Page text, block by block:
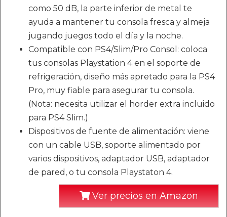
como 50 dB, la parte inferior de metal te
ayuda a mantener tu consola fresca y almeja
jugando juegos todo el día y la noche.
Compatible con PS4/Slim/Pro Consol: coloca
tus consolas Playstation 4 en el soporte de
refrigeración, diseño más apretado para la PS4
Pro, muy fiable para asegurar tu consola.
(Nota: necesita utilizar el horder extra incluido
para PS4 Slim.)
Dispositivos de fuente de alimentación: viene
con un cable USB, soporte alimentado por
varios dispositivos, adaptador USB, adaptador
de pared, o tu consola Playstaton 4.
Ver precios en Amazon